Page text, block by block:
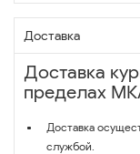
Доставка
Доставка
пределах
Доставка
службой.